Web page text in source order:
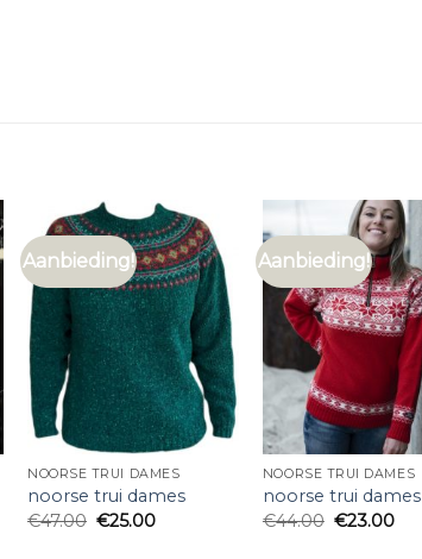
Aanbieding!
NOORSE TRUI DAMES
noorse trui dames
€47.00 €25.00
Aanbieding!
NOORSE TRUI DAMES
noorse trui dames
€44.00 €23.00